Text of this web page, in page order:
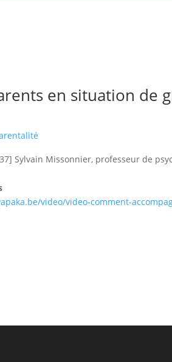
en situation de
Sylvain Missonnier, professeur de
video/video-comment-